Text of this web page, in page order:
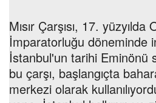
Mısır Çarşısı, 17. yüzyılda
İmparatorluğu döneminde
İstanbul'un tarihi Eminönü
bu çarşı, başlangıçta
merkezi olarak